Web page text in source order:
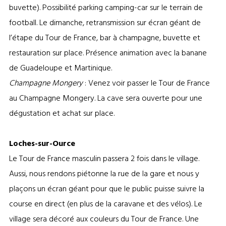
buvette). Possibilité parking camping-car sur le terrain de
football. Le dimanche, retransmission sur écran géant de
l’étape du Tour de France, bar à champagne, buvette et
restauration sur place. Présence animation avec la banane
de Guadeloupe et Martinique.
Champagne Mongery: Venez voir passer le Tour de France
au Champagne Mongery. La cave sera ouverte pour une
dégustation et achat sur place.
Loches-sur-Ource
Le Tour de France masculin passera 2 fois dans le village.
Aussi, nous rendons piétonne la rue de la gare et nous y
plaçons un écran géant pour que le public puisse suivre la
course en direct (en plus de la caravane et des vélos). Le
village sera décoré aux couleurs du Tour de France. Une